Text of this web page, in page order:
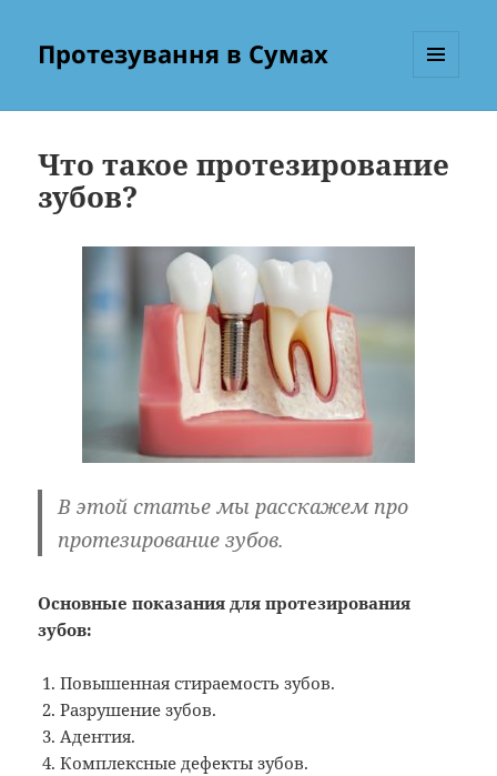
Протезування в Сумах
Что такое протезирование
зубов?
В этой статье мы расскажем про
протезирование зубов.
Основные показания для протезирования
зубов:
Повышенная стираемость зубов.
Разрушение зубов.
Адентия.
Комплексные дефекты зубов.